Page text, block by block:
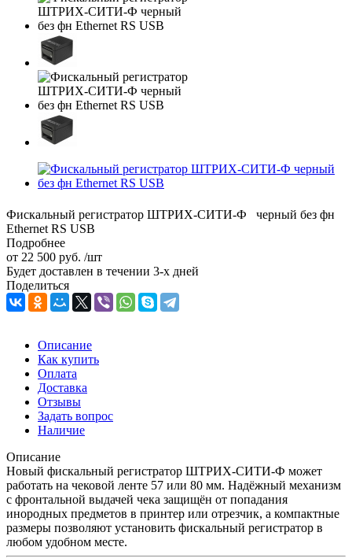
Фискальный регистратор ШТРИХ-СИТИ-Ф черный без фн
Ethernet RS USB
Подробнее
от 22 500 руб. /шт
Будет доставлен в течении 3-х дней
Поделиться
Описание
Как купить
Оплата
Доставка
Отзывы
Задать вопрос
Наличие
Описание
Новый фискальный регистратор ШТРИХ-СИТИ-Ф может
работать на чековой ленте 57 или 80 мм. Надёжный механизм
с фронтальной выдачей чека защищён от попадания
инородных предметов в принтер или отрезчик, а компактные
размеры позволяют установить фискальный регистратор в
любом удобном месте.